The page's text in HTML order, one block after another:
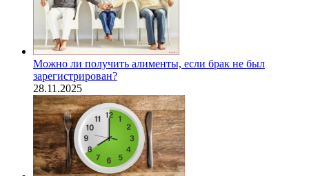
Можно ли получить алименты, если брак не был
зарегистрирован?
28.11.2025